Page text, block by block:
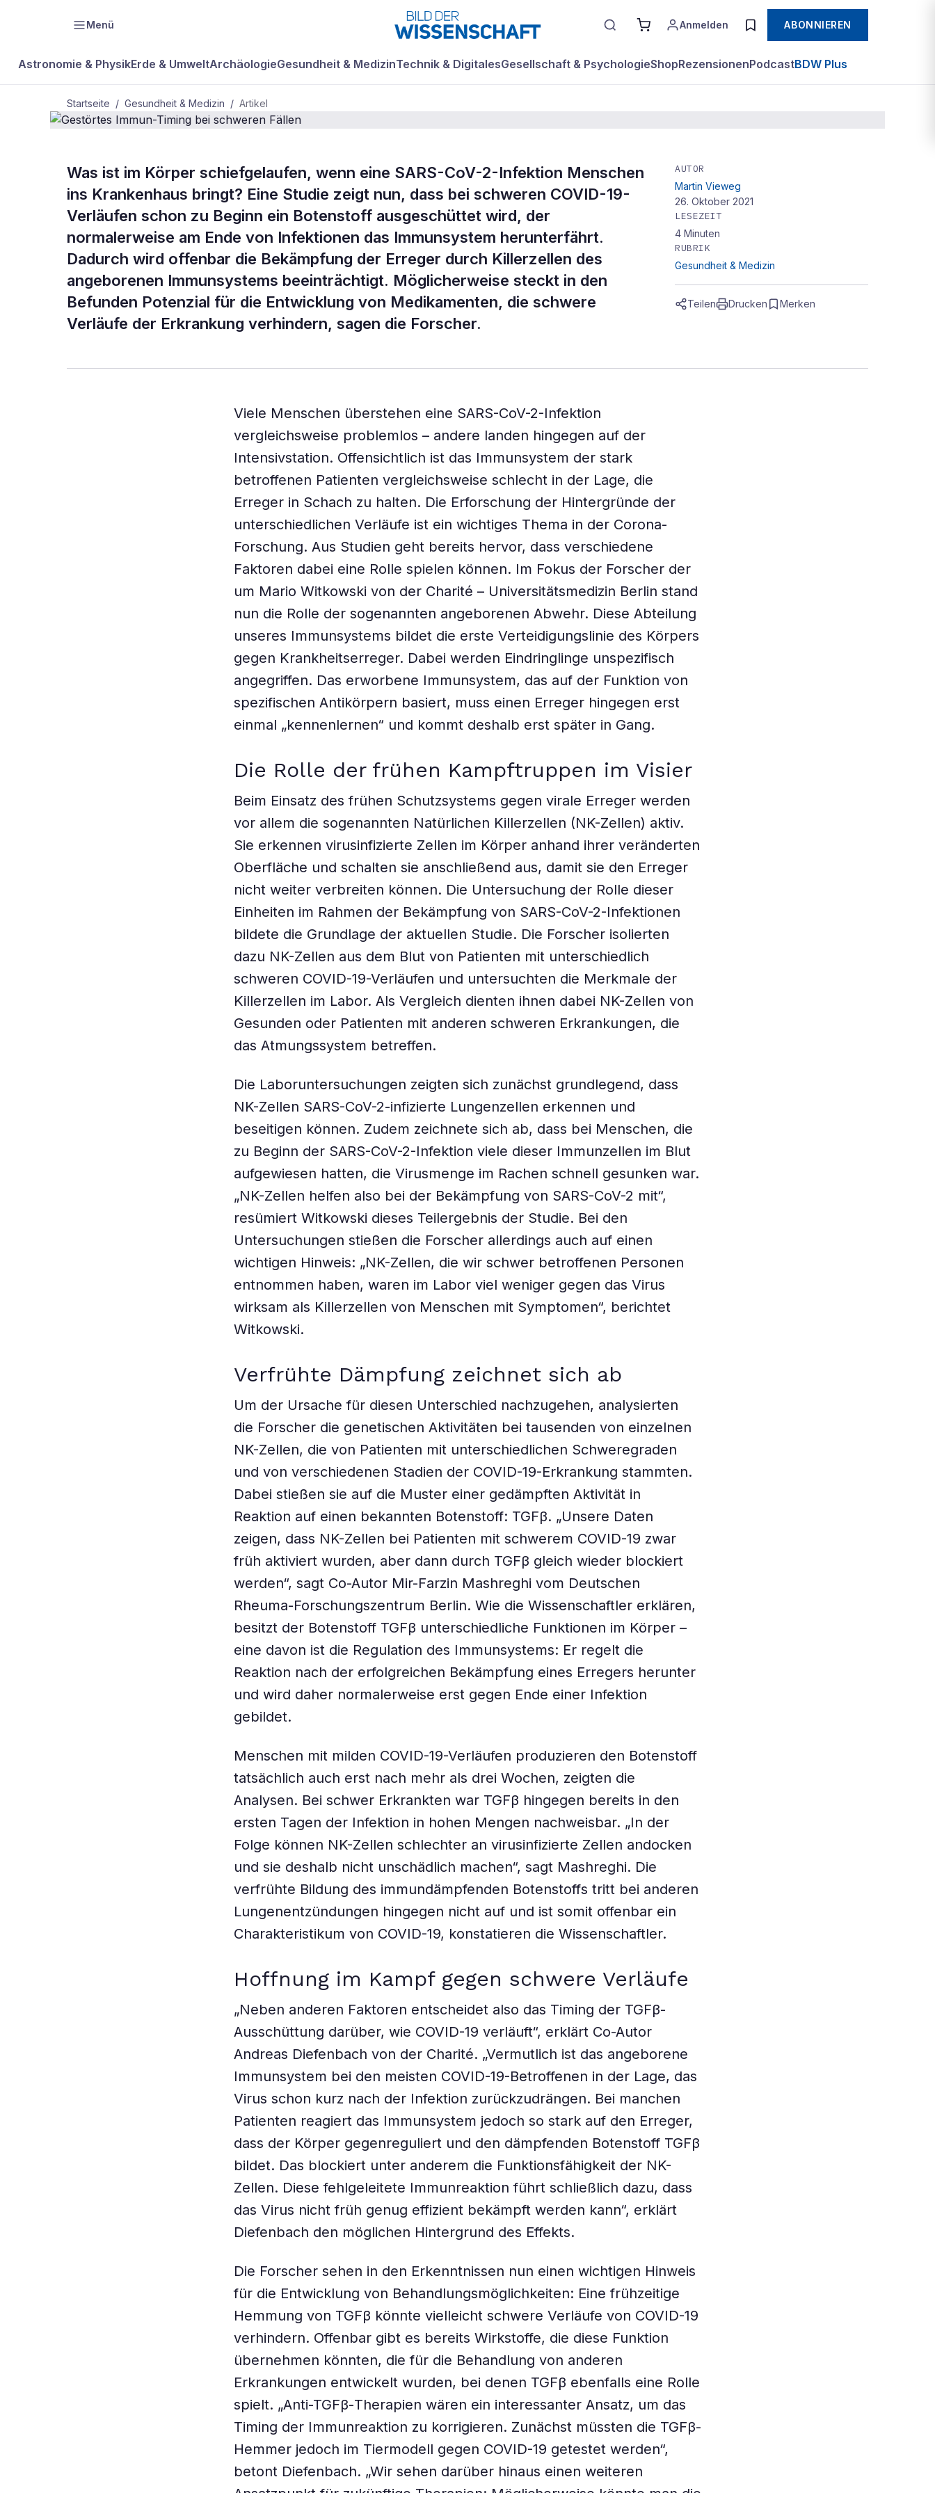
Menü Anmelden ABONNIEREN
Astronomie & PhysikErde & UmweltArchäologieGesundheit & MedizinTechnik & DigitalesGesellschaft & PsychologieShopRezensionenPodcastBDW Plus
Startseite / Gesundheit & Medizin / Artikel
GESUNDHEIT & MEDIZIN
Gestörtes Immun-Timing bei
schweren Fällen
Was ist im Körper schiefgelaufen, wenn eine SARS-CoV-2-Infektion Menschen
ins Krankenhaus bringt? Eine Studie zeigt nun, dass bei schweren COVID-19-
Verläufen schon zu Beginn ein Botenstoff ausgeschüttet wird, der
normalerweise am Ende von Infektionen das Immunsystem herunterfährt.
Dadurch wird offenbar die Bekämpfung der Erreger durch Killerzellen des
angeborenen Immunsystems beeinträchtigt. Möglicherweise steckt in den
Befunden Potenzial für die Entwicklung von Medikamenten, die schwere
Verläufe der Erkrankung verhindern, sagen die Forscher.
AUTOR
Martin Vieweg
26. Oktober 2021
LESEZEIT
4 Minuten
RUBRIK
Gesundheit & Medizin
Teilen Drucken Merken
Viele Menschen überstehen eine SARS-CoV-2-Infektion
vergleichsweise problemlos – andere landen hingegen auf der
Intensivstation. Offensichtlich ist das Immunsystem der stark
betroffenen Patienten vergleichsweise schlecht in der Lage, die
Erreger in Schach zu halten. Die Erforschung der Hintergründe der
unterschiedlichen Verläufe ist ein wichtiges Thema in der Corona-
Forschung. Aus Studien geht bereits hervor, dass verschiedene
Faktoren dabei eine Rolle spielen können. Im Fokus der Forscher der
um Mario Witkowski von der Charité – Universitätsmedizin Berlin stand
nun die Rolle der sogenannten angeborenen Abwehr. Diese Abteilung
unseres Immunsystems bildet die erste Verteidigungslinie des Körpers
gegen Krankheitserreger. Dabei werden Eindringlinge unspezifisch
angegriffen. Das erworbene Immunsystem, das auf der Funktion von
spezifischen Antikörpern basiert, muss einen Erreger hingegen erst
einmal „kennenlernen“ und kommt deshalb erst später in Gang.
Die Rolle der frühen Kampftruppen im Visier
Beim Einsatz des frühen Schutzsystems gegen virale Erreger werden
vor allem die sogenannten Natürlichen Killerzellen (NK-Zellen) aktiv.
Sie erkennen virusinfizierte Zellen im Körper anhand ihrer veränderten
Oberfläche und schalten sie anschließend aus, damit sie den Erreger
nicht weiter verbreiten können. Die Untersuchung der Rolle dieser
Einheiten im Rahmen der Bekämpfung von SARS-CoV-2-Infektionen
bildete die Grundlage der aktuellen Studie. Die Forscher isolierten
dazu NK-Zellen aus dem Blut von Patienten mit unterschiedlich
schweren COVID-19-Verläufen und untersuchten die Merkmale der
Killerzellen im Labor. Als Vergleich dienten ihnen dabei NK-Zellen von
Gesunden oder Patienten mit anderen schweren Erkrankungen, die
das Atmungssystem betreffen.
Die Laboruntersuchungen zeigten sich zunächst grundlegend, dass
NK-Zellen SARS-CoV-2-infizierte Lungenzellen erkennen und
beseitigen können. Zudem zeichnete sich ab, dass bei Menschen, die
zu Beginn der SARS-CoV-2-Infektion viele dieser Immunzellen im Blut
aufgewiesen hatten, die Virusmenge im Rachen schnell gesunken war.
„NK-Zellen helfen also bei der Bekämpfung von SARS-CoV-2 mit“,
resümiert Witkowski dieses Teilergebnis der Studie. Bei den
Untersuchungen stießen die Forscher allerdings auch auf einen
wichtigen Hinweis: „NK-Zellen, die wir schwer betroffenen Personen
entnommen haben, waren im Labor viel weniger gegen das Virus
wirksam als Killerzellen von Menschen mit Symptomen“, berichtet
Witkowski.
Verfrühte Dämpfung zeichnet sich ab
Um der Ursache für diesen Unterschied nachzugehen, analysierten
die Forscher die genetischen Aktivitäten bei tausenden von einzelnen
NK-Zellen, die von Patienten mit unterschiedlichen Schweregraden
und von verschiedenen Stadien der COVID-19-Erkrankung stammten.
Dabei stießen sie auf die Muster einer gedämpften Aktivität in
Reaktion auf einen bekannten Botenstoff: TGFβ. „Unsere Daten
zeigen, dass NK-Zellen bei Patienten mit schwerem COVID-19 zwar
früh aktiviert wurden, aber dann durch TGFβ gleich wieder blockiert
werden“, sagt Co-Autor Mir-Farzin Mashreghi vom Deutschen
Rheuma-Forschungszentrum Berlin. Wie die Wissenschaftler erklären,
besitzt der Botenstoff TGFβ unterschiedliche Funktionen im Körper –
eine davon ist die Regulation des Immunsystems: Er regelt die
Reaktion nach der erfolgreichen Bekämpfung eines Erregers herunter
und wird daher normalerweise erst gegen Ende einer Infektion
gebildet.
Menschen mit milden COVID-19-Verläufen produzieren den Botenstoff
tatsächlich auch erst nach mehr als drei Wochen, zeigten die
Analysen. Bei schwer Erkrankten war TGFβ hingegen bereits in den
ersten Tagen der Infektion in hohen Mengen nachweisbar. „In der
Folge können NK-Zellen schlechter an virusinfizierte Zellen andocken
und sie deshalb nicht unschädlich machen“, sagt Mashreghi. Die
verfrühte Bildung des immundämpfenden Botenstoffs tritt bei anderen
Lungenentzündungen hingegen nicht auf und ist somit offenbar ein
Charakteristikum von COVID-19, konstatieren die Wissenschaftler.
Hoffnung im Kampf gegen schwere Verläufe
„Neben anderen Faktoren entscheidet also das Timing der TGFβ-
Ausschüttung darüber, wie COVID-19 verläuft“, erklärt Co-Autor
Andreas Diefenbach von der Charité. „Vermutlich ist das angeborene
Immunsystem bei den meisten COVID-19-Betroffenen in der Lage, das
Virus schon kurz nach der Infektion zurückzudrängen. Bei manchen
Patienten reagiert das Immunsystem jedoch so stark auf den Erreger,
dass der Körper gegenreguliert und den dämpfenden Botenstoff TGFβ
bildet. Das blockiert unter anderem die Funktionsfähigkeit der NK-
Zellen. Diese fehlgeleitete Immunreaktion führt schließlich dazu, dass
das Virus nicht früh genug effizient bekämpft werden kann“, erklärt
Diefenbach den möglichen Hintergrund des Effekts.
Die Forscher sehen in den Erkenntnissen nun einen wichtigen Hinweis
für die Entwicklung von Behandlungsmöglichkeiten: Eine frühzeitige
Hemmung von TGFβ könnte vielleicht schwere Verläufe von COVID-19
verhindern. Offenbar gibt es bereits Wirkstoffe, die diese Funktion
übernehmen könnten, die für die Behandlung von anderen
Erkrankungen entwickelt wurden, bei denen TGFβ ebenfalls eine Rolle
spielt. „Anti-TGFβ-Therapien wären ein interessanter Ansatz, um das
Timing der Immunreaktion zu korrigieren. Zunächst müssten die TGFβ-
Hemmer jedoch im Tiermodell gegen COVID-19 getestet werden“,
betont Diefenbach. „Wir sehen darüber hinaus einen weiteren